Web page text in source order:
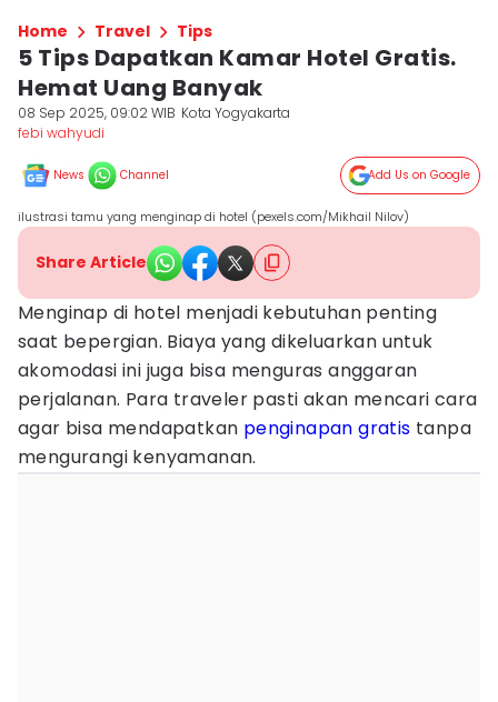
Home Travel Tips
5 Tips Dapatkan Kamar Hotel Gratis.
Hemat Uang Banyak
08 Sep 2025, 09:02 WIB Kota Yogyakarta
febi wahyudi
News Channel Add Us on Google
ilustrasi tamu yang menginap di hotel (pexels.com/Mikhail Nilov)
Share Article
Menginap di hotel menjadi kebutuhan penting
saat bepergian. Biaya yang dikeluarkan untuk
akomodasi ini juga bisa menguras anggaran
perjalanan. Para traveler pasti akan mencari cara
agar bisa mendapatkan penginapan gratis tanpa
mengurangi kenyamanan.